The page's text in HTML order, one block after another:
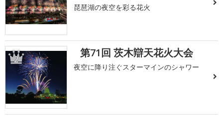
琵琶湖の夜空を彩る花火
2 第71回 茨木辯天花火大会
夜空に降り注ぐスターマインのシャワー